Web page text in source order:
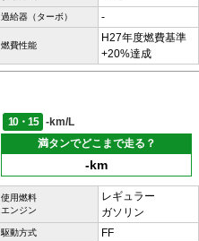
過給器（ターボ） -
燃費性能
H27年度燃費基準
+20%達成
10・15
-km/L
満タンでどこまで走る？
-km
使用燃料
エンジン
レギュラー
ガソリン
駆動方式 FF